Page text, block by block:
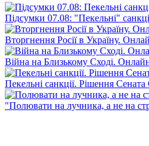
Підсумки 07.08: "Пекельні"
Вторгнення Росії в Україну.
Війна на Близькому Сході.
Пекельні санкції. Рішення
"Полювати на лучника, а не на